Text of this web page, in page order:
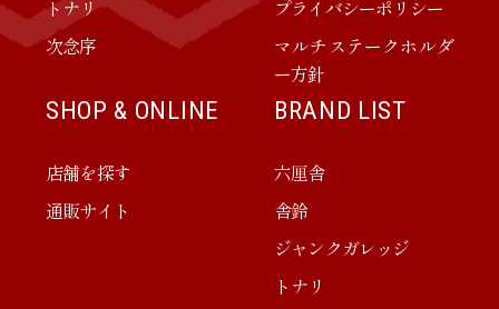
トナリ
次念序
プライバシーポリシー
マルチステークホルダ
ー方針
SHOP & ONLINE
店舗を探す
通販サイト
BRAND LIST
六厘舎
舎鈴
ジャンクガレッジ
トナリ